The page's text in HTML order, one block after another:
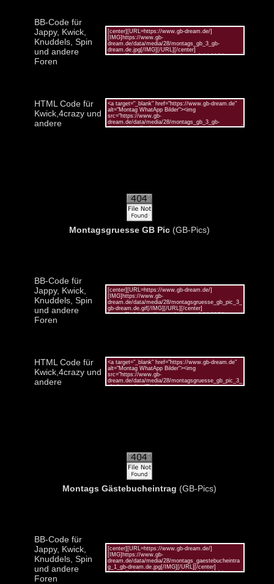
BB-Code für
Jappy, Kwick,
Knuddels, Spin
und andere
Foren
HTML Code für
Kwick,4crazy und
andere
Montagsgruesse GB Pic(GB-Pics)
BB-Code für
Jappy, Kwick,
Knuddels, Spin
und andere
Foren
HTML Code für
Kwick,4crazy und
andere
Montags Gästebucheintrag (GB-Pics)
BB-Code für
Jappy, Kwick,
Knuddels, Spin
und andere
Foren